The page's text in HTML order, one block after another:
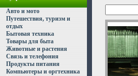
Авто и мото
Путешествия, туризм и
отдых
Бытовая техника
Товары для быта
Животные и растения
Связь и телефония
Продукты питания
Компьютеры и оргтехника